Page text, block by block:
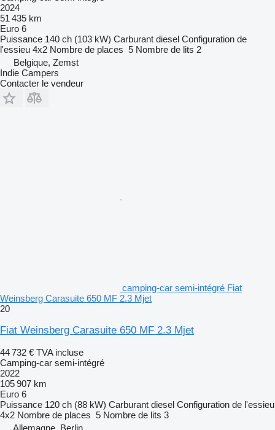
2024
51 435 km
Euro 6
Puissance 140 ch (103 kW) Carburant diesel Configuration de
l'essieu 4x2 Nombre de places 5 Nombre de lits 2
Belgique, Zemst
Indie Campers
Contacter le vendeur
camping-car semi-intégré Fiat
Weinsberg Carasuite 650 MF 2.3 Mjet
20
Fiat Weinsberg Carasuite 650 MF 2.3 Mjet
44 732 € TVA incluse
Camping-car semi-intégré
2022
105 907 km
Euro 6
Puissance 120 ch (88 kW) Carburant diesel Configuration de l'essieu
4x2 Nombre de places 5 Nombre de lits 3
Allemagne, Berlin